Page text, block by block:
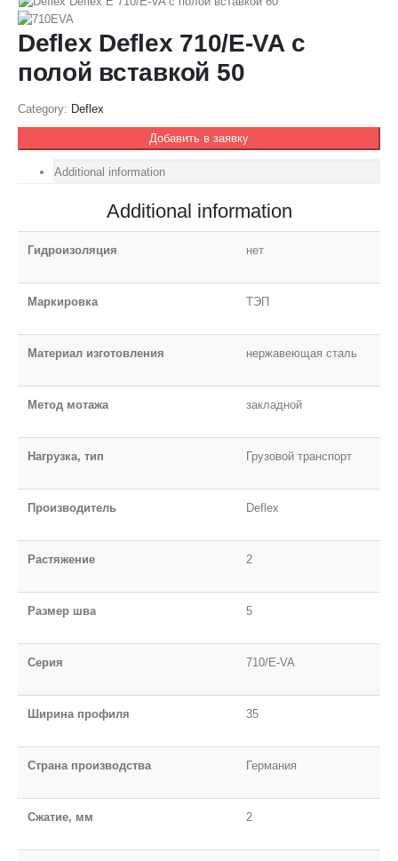
Deflex Deflex 710/E-VA с
полой вставкой 50
Category: Deflex
Добавить в заявку
Additional information
Additional information
Гидроизоляция нет
Маркировка ТЭП
Материал изготовления нержавеющая сталь
Метод мотажа закладной
Нагрузка, тип Грузовой транспорт
Производитель Deflex
Растяжение 2
Размер шва 5
Серия 710/E-VA
Ширина профиля 35
Страна производства Германия
Сжатие, мм 2